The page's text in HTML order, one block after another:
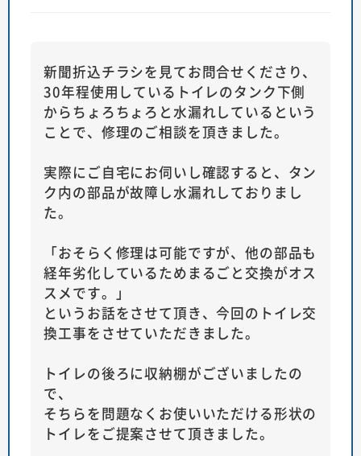
新聞折込チラシを見てお問合せくださり、
30年程使用しているトイレのタンク下側
からちょろちょろと水漏れしているという
ことで、修理のご相談を頂きました。
実際にご自宅にお伺いし確認すると、タン
ク内の部品が故障し水漏れしておりまし
た。
「おそらく修理は可能ですが、他の部品も
経年劣化しているためまるごと交換がオス
スメです。」
というお話をさせて頂き、今回のトイレ交
換工事をさせていただきました。
トイレの後ろに収納棚がございましたの
で、
そちらを問題なくお使いいただける形状の
トイレをご提案させて頂きました。